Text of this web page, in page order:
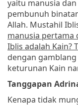
yaitu manusia
pembunuh
Allah. Mustahil
manusia pertama
Iblis adalah Kain?
dengan
keturunan Kain
Tanggapan
Kenapa tidak